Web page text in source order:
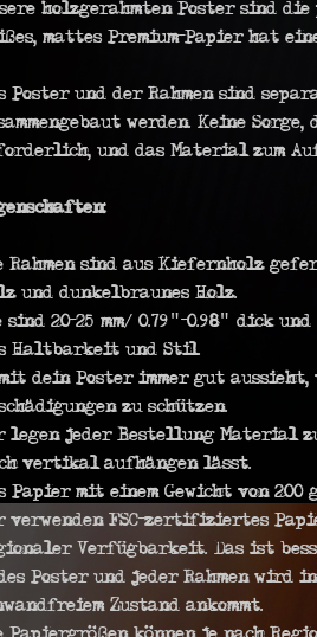
holzgerahmten Poster sind
mattes Premium-Papier hat
Poster und der Rahmen sind
werden. Keine
und das Material zum
Rahmen sind aus Kiefernholz
und dunkelbraunes Holz.
sind 20-25 mm/ 0.79″-0.98″ dick
Haltbarkeit und Stil.
dein Poster immer gut
zu schützen.
legen jeder Bestellung Material
vertikal aufhängen lässt.
Papier mit einem Gewicht von
verwenden FSC-zertifiziertes
Verfügbarkeit. Das ist
Poster und jeder Rahmen wird
Zustand ankommt.